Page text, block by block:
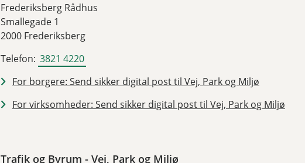
Frederiksberg Rådhus
Smallegade 1
2000 Frederiksberg
Telefon: 3821 4220
For borgere: Send sikker digital post til Vej, Park og Miljø
For virksomheder: Send sikker digital post til Vej, Park og Miljø
Trafik og Byrum - Vej, Park og Miljø